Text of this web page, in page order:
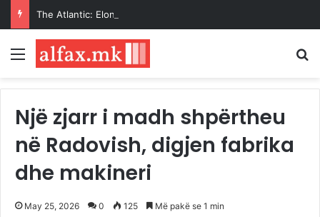
Menu
Një zjarr i madh shpërtheu
në Radovish, digjen fabrika
dhe makineri
May 25, 2026 0 125 Më pakë se 1 min